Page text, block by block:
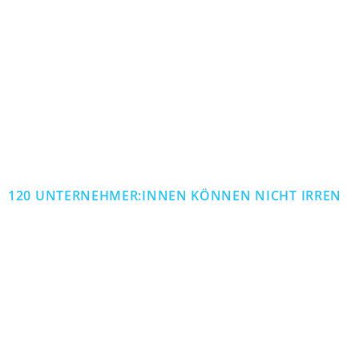
120 UNTERNEHMER:INNEN KÖNNEN NICHT IRREN